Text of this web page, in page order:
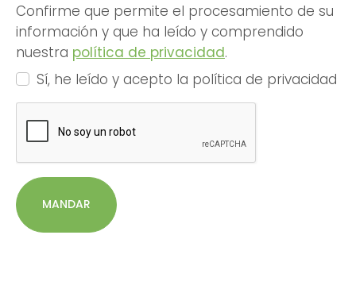
Confirme que permite el procesamiento de su
información y que ha leído y comprendido
nuestra política de privacidad.
Sí, he leído y acepto la política de privacidad
MANDAR